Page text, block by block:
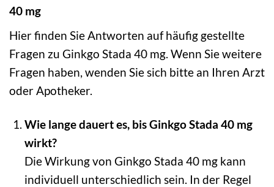
40 mg
Hier finden Sie Antworten auf häufig gestellte
Fragen zu Ginkgo Stada 40 mg. Wenn Sie weitere
Fragen haben, wenden Sie sich bitte an Ihren Arzt
oder Apotheker.
Wie lange dauert es, bis Ginkgo Stada 40 mg
wirkt?
Die Wirkung von Ginkgo Stada 40 mg kann
individuell unterschiedlich sein. In der Regel